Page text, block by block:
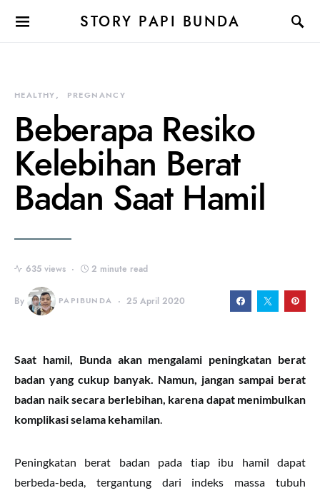
STORY PAPI BUNDA
HEALTHY PREGNANCY
Beberapa Resiko
Kelebihan Berat
Badan Saat Hamil
635 views 2 minute read
By PAPIBUNDA 25 April 2020
Saat hamil, Bunda akan mengalami peningkatan berat
badan yang cukup banyak. Namun, jangan sampai berat
badan naik secara berlebihan, karena dapat menimbulkan
komplikasi selama kehamilan.
Peningkatan berat badan pada tiap ibu hamil dapat
berbeda-beda, tergantung dari indeks massa tubuh